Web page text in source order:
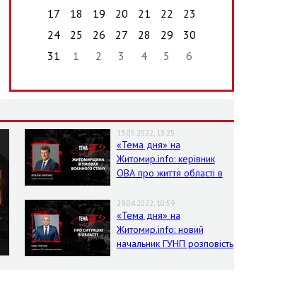
17
18 19 20 21 22
23
24
25 26 27 28 29
30
31
1 2 3 4 5 6
13.05.2022, 13:25
«Тема дня» на
Житомир.info: керівник
ОВА про життя області в
29.04.2022, 10:59
«Тема дня» на
Житомир.info: новий
начальник ГУНП розповість